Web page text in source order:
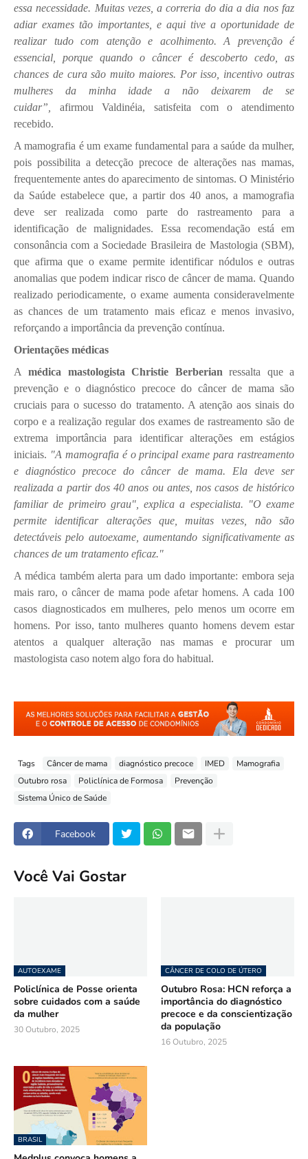
essa necessidade. Muitas vezes, a correria do dia a dia nos faz
adiar exames tão importantes, e aqui tive a oportunidade de
realizar tudo com atenção e acolhimento. A prevenção é
essencial, porque quando o câncer é descoberto cedo, as
chances de cura são muito maiores. Por isso, incentivo outras
mulheres da minha idade a não deixarem de se
cuidar”,
afirmou Valdinéia, satisfeita com o atendimento
recebido.
A mamografia é um exame fundamental para a saúde da mulher,
pois possibilita a detecção precoce de alterações nas mamas,
frequentemente antes do aparecimento de sintomas. O Ministério
da Saúde estabelece que, a partir dos 40 anos, a mamografia
deve ser realizada como parte do rastreamento para a
identificação de malignidades. Essa recomendação está em
consonância com a Sociedade Brasileira de Mastologia (SBM),
que afirma que o exame permite identificar nódulos e outras
anomalias que podem indicar risco de câncer de mama. Quando
realizado periodicamente, o exame aumenta consideravelmente
as chances de um tratamento mais eficaz e menos invasivo,
reforçando a importância da prevenção contínua.
Orientações médicas
A
médica mastologista Christie Berberian ressalta que a
prevenção e o diagnóstico precoce do câncer de mama são
cruciais para o sucesso do tratamento. A atenção aos sinais do
corpo e a realização regular dos exames de rastreamento são de
extrema importância para identificar alterações em estágios
iniciais. "A mamografia é o principal exame para rastreamento
e diagnóstico precoce do câncer de mama. Ela deve ser
realizada a partir dos 40 anos ou antes, nos casos de histórico
familiar de primeiro grau", explica a especialista. "O exame
permite identificar alterações que, muitas vezes, não são
detectáveis pelo autoexame, aumentando significativamente as
chances de um tratamento eficaz."
A médica também alerta para um dado importante: embora seja
mais raro, o câncer de mama pode afetar homens. A cada 100
casos diagnosticados em mulheres, pelo menos um ocorre em
homens. Por isso, tanto mulheres quanto homens devem estar
atentos a qualquer alteração nas mamas e procurar um
mastologista caso notem algo fora do habitual.
Tags Câncer de mama diagnóstico precoce IMED
Mamografia
Outubro rosa
Policlínica de Formosa
Prevenção
Sistema Único de Saúde
Facebook
Você Vai Gostar
AUTOEXAME
Policlínica de Posse orienta
sobre cuidados com a saúde
da mulher
30 Outubro, 2025
CÂNCER DE COLO DE ÚTERO
Outubro Rosa: HCN reforça a
importância do diagnóstico
precoce e da conscientização
da população
16 Outubro, 2025
BRASIL